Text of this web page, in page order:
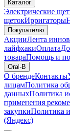
Каталог
Электрические
щетокИрригаторы
Покупателю
АкцииЛента
лайфхакиОплата
товараПомощь и
Oral-B
О брендеКонтакты
лицамПолитика
данныхПолитика
применения
закупкиПолитика
(Яндекс)